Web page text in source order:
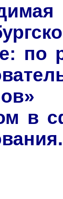
по
в